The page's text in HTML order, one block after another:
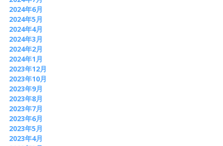
2024年6月
2024年5月
2024年4月
2024年3月
2024年2月
2024年1月
2023年12月
2023年10月
2023年9月
2023年8月
2023年7月
2023年6月
2023年5月
2023年4月